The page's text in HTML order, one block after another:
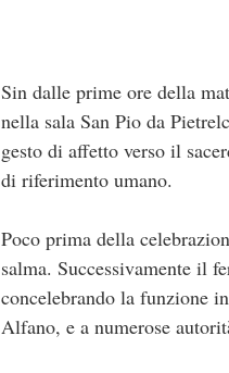
Sin dalle prime ore della
nella sala San Pio da
gesto di affetto verso il
di riferimento umano.
Poco prima della
salma. Successivamente il
concelebrando la funzione
Alfano, e a numerose